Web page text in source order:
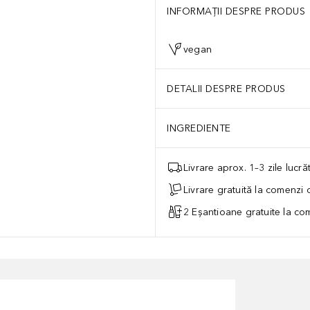
INFORMAȚII DESPRE PRODUS
vegan
DETALII DESPRE PRODUS
INGREDIENTE
Livrare aprox. 1–3 zile
Livrare gratuită la comenzi
2 Eșantioane gratuite la